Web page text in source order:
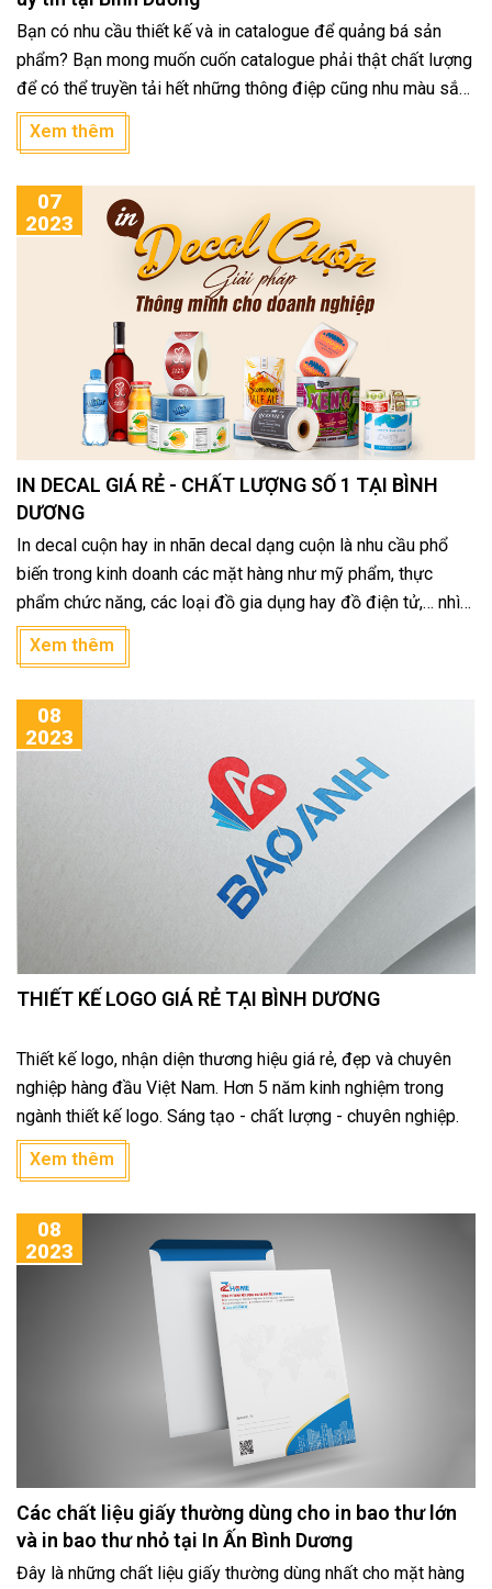
Bạn có nhu cầu thiết kế và in catalogue để quảng bá sản
phẩm? Bạn mong muốn cuốn catalogue phải thật chất lượng
để có thể truyền tải hết những thông điệp cũng nhu màu sắc
các sản phẩm của mình? Hãy liên hệ chúng tôi để được tư
vấn về dịch vụ in catalogue giá rẻ chất lượng
Xem thêm
IN DECAL GIÁ RẺ - CHẤT LƯỢNG SỐ 1 TẠI BÌNH
DƯƠNG
In decal cuộn hay in nhãn decal dạng cuộn là nhu cầu phổ
biến trong kinh doanh các mặt hàng như mỹ phẩm, thực
phẩm chức năng, các loại đồ gia dụng hay đồ điện tử,… nhìn
chung thì các loại nhãn decal có thể ứng dụng trong hầu hết
ngành nghề hiện nay.
Xem thêm
07
2023
THIẾT KẾ LOGO GIÁ RẺ TẠI BÌNH DƯƠNG
Thiết kế logo, nhận diện thương hiệu giá rẻ, đẹp và chuyên
nghiệp hàng đầu Việt Nam. Hơn 5 năm kinh nghiệm trong
ngành thiết kế logo. Sáng tạo - chất lượng - chuyên nghiệp.
Xem thêm
08
2023
Các chất liệu giấy thường dùng cho in bao thư lớn
và in bao thư nhỏ tại In Ấn Bình Dương
Đây là những chất liệu giấy thường dùng nhất cho mặt hàng
08
2023